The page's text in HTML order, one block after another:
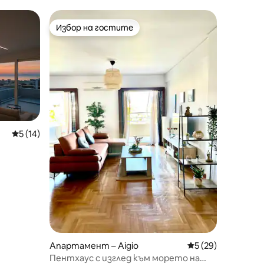
Средна оценка: 5 от 5, 14 отзива
5 (14)
Избор на гостите
Избор на гостите
Апартамент – Aigio Средна оценка:
5 (29)
Пентхаус с изглед към морето на